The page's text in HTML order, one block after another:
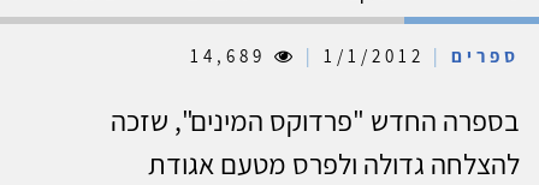
ספרים |
|
בספרה החדש "פרדוקס המינים", שזכה
להצלחה גדולה ולפרס מטעם אגודת